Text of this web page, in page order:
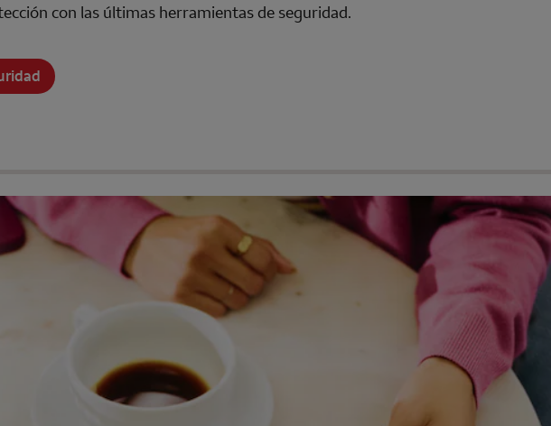
con las últimas herramientas de seguridad.